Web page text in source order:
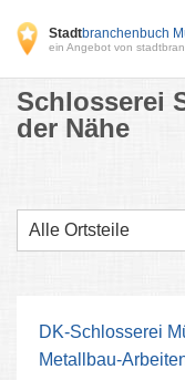
Stadtbranchenbuch
ein Angebot von
Schlosserei
der Nähe
Alle Ortsteile
DK-Schlosserei
Metallbau-